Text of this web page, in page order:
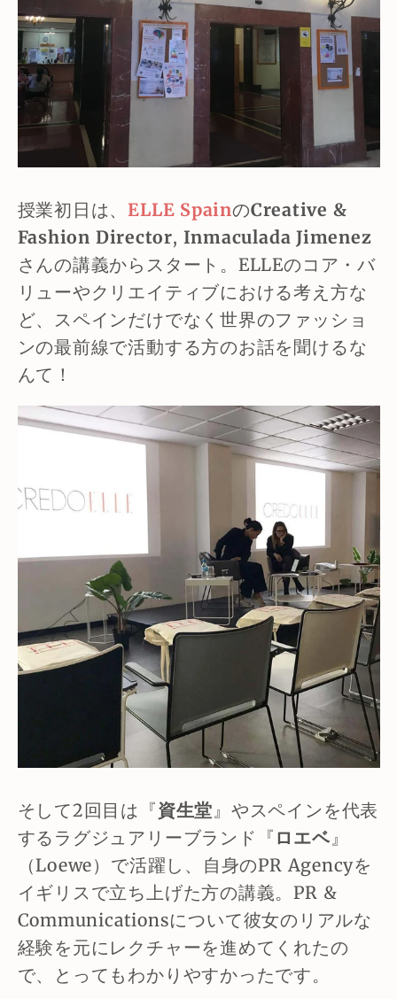
授業初日は、ELLE SpainのCreative &
Fashion Director, Inmaculada Jimenez
さんの講義からスタート。ELLEのコア・バ
リューやクリエイティブにおける考え方な
ど、スペインだけでなく世界のファッショ
ンの最前線で活動する方のお話を聞けるな
んて！
そして2回目は『資生堂 』やスペインを代表
するラグジュアリーブランド『 ロエベ』
（Loewe）で活躍し、自身のPR Agencyを
イギリスで立ち上げた方の講義。PR &
Communicationsについて彼女のリアルな
経験を元にレクチャーを進めてくれたの
で、とってもわかりやすかったです。